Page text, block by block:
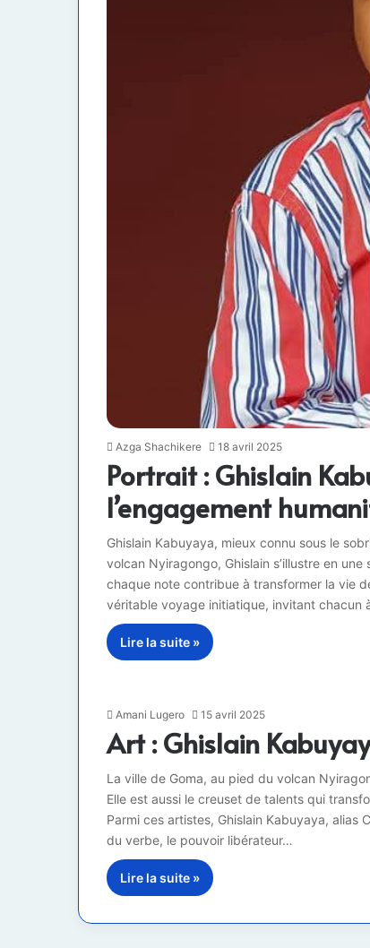
Azga Shachikere 18 avril 2025
Portrait : Ghislain
l’engagement
Ghislain Kabuyaya, mieux connu sous le
volcan Nyiragongo, Ghislain s’illustre en
chaque note contribue à transformer la vie
véritable voyage initiatique, invitant chacun
Lire la suite »
Amani Lugero 15 avril 2025
Art : Ghislain
La ville de Goma, au pied du volcan
Elle est aussi le creuset de talents qui
Parmi ces artistes, Ghislain Kabuyaya, alias
du verbe, le pouvoir libérateur…
Lire la suite »